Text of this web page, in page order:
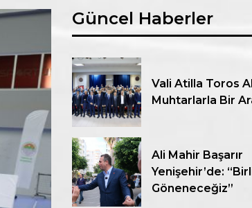
Güncel Haberler
Vali Atilla Toros
Muhtarlarla Bir
Ali Mahir Başarır
Yenişehir’de:
Göneneceğiz”